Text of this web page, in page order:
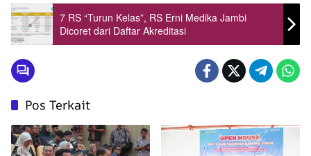
7 RS “Turun Kelas”, RS Erni Medika Jambi
Dicoret dari Daftar Akreditasi
Pos Terkait